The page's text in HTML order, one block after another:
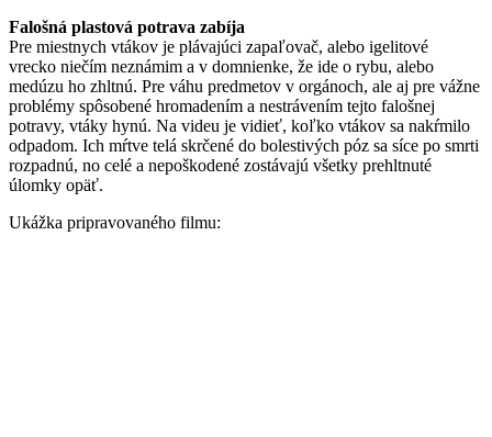
Falošná plastová potrava zabíja
Pre miestnych vtákov je plávajúci zapaľovač, alebo igelitové
vrecko niečím neznámim a v domnienke, že ide o rybu, alebo
medúzu ho zhltnú. Pre váhu predmetov v orgánoch, ale aj pre vážne
problémy spôsobené hromadením a nestrávením tejto falošnej
potravy, vtáky hynú. Na videu je vidieť, koľko vtákov sa nakŕmilo
odpadom. Ich mŕtve telá skrčené do bolestivých póz sa síce po smrti
rozpadnú, no celé a nepoškodené zostávajú všetky prehltnuté
úlomky opäť.
Ukážka pripravovaného filmu: